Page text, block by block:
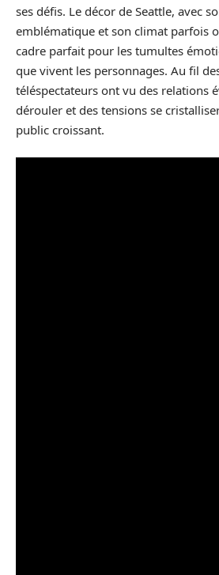
ses défis. Le décor de Seattle, avec
emblématique et son climat parfois
cadre parfait pour les tumultes
que vivent les personnages. Au fil
téléspectateurs ont vu des relations
dérouler et des tensions se
public croissant.